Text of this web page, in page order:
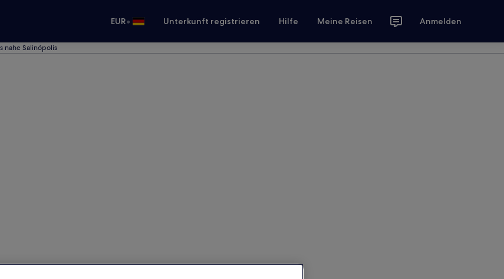
EUR• Unterkunft registrieren Hilfe Meine Reisen Anmelden
nahe Salinópolis